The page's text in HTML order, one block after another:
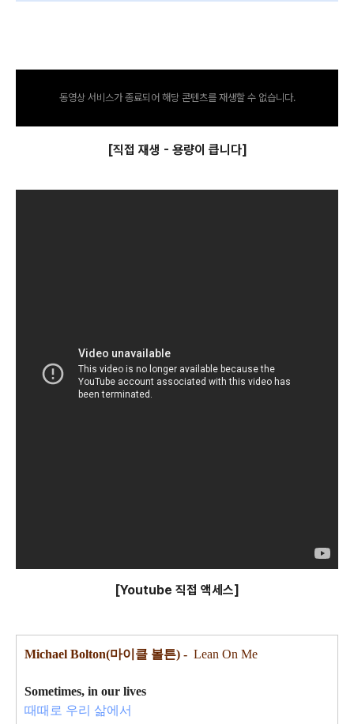
동영상 서비스가 종료되어 해당 콘텐츠를 재생할 수 없습니다.
[직접 재생 - 용량이 큽니다]
[Youtube 직접 액세스]
Michael Bolton(마이클 볼튼) - Lean On Me
Sometimes, in our lives
때때로 우리 삶에서